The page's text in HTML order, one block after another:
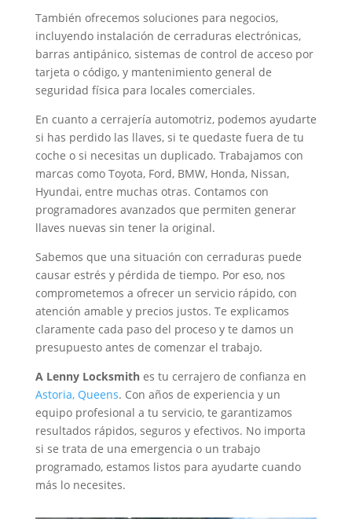
También ofrecemos soluciones para negocios,
incluyendo instalación de cerraduras electrónicas,
barras antipánico, sistemas de control de acceso por
tarjeta o código, y mantenimiento general de
seguridad física para locales comerciales.
En cuanto a cerrajería automotriz, podemos ayudarte
si has perdido las llaves, si te quedaste fuera de tu
coche o si necesitas un duplicado. Trabajamos con
marcas como Toyota, Ford, BMW, Honda, Nissan,
Hyundai, entre muchas otras. Contamos con
programadores avanzados que permiten generar
llaves nuevas sin tener la original.
Sabemos que una situación con cerraduras puede
causar estrés y pérdida de tiempo. Por eso, nos
comprometemos a ofrecer un servicio rápido, con
atención amable y precios justos. Te explicamos
claramente cada paso del proceso y te damos un
presupuesto antes de comenzar el trabajo.
A Lenny Locksmithes tu cerrajero de confianza en
Astoria, Queens. Con años de experiencia y un
equipo profesional a tu servicio, te garantizamos
resultados rápidos, seguros y efectivos. No importa
si se trata de una emergencia o un trabajo
programado, estamos listos para ayudarte cuando
más lo necesites.